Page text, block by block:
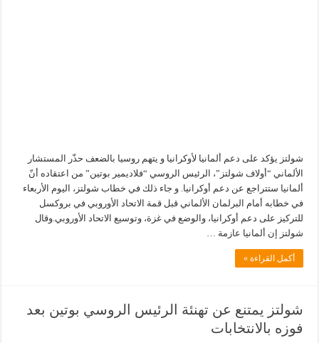
شولتز يؤكد على دعم ألمانيا لأوكرانيا و يتهم روسيا بالضعف حذّر المستشار
الألماني “أولاف شولتز”، الرئيس الروسي “فلاديمير بوتين” من اعتقاده أنّ
ألمانيا ستتراجع عن دعم أوكرانيا. و جاء ذلك في خطاب شولتز، اليوم الأربعاء
في خطابه أمام البرلمان الألماني قبل قمة الاتحاد الأوروبي في بروكسل
للتركيز على دعم أوكرانيا، والوضع في غزة، وتوسيع الاتحاد الأوروبي.وقال
شولتز إن ألمانيا عازمة …
أكمل القراءة »
شولتز يمتنع عن تهنئة الرئيس الروسي بوتين بعد
فوزه بالانتخابات